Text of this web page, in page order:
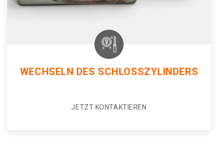
WECHSELN DES SCHLOSSZYLINDERS
JETZT KONTAKTIEREN